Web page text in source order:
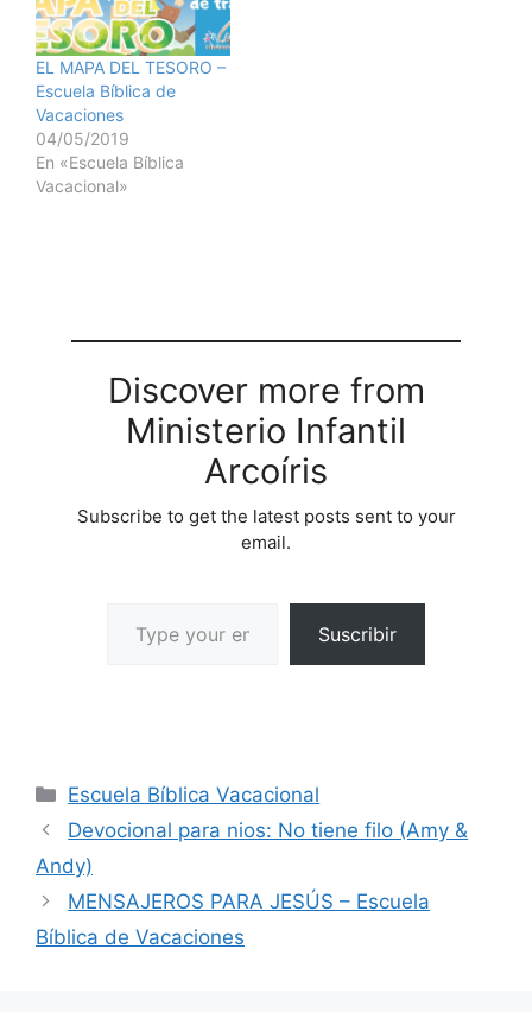
EL MAPA DEL TESORO –
Escuela Bíblica de
Vacaciones
04/05/2019
En «Escuela Bíblica
Vacacional»
Discover more from
Ministerio Infantil
Arcoíris
Subscribe to get the latest posts sent to your
email.
Suscribir
Escuela Bíblica Vacacional
Devocional para nios: No tiene filo (Amy &
Andy)
MENSAJEROS PARA JESÚS – Escuela
Bíblica de Vacaciones